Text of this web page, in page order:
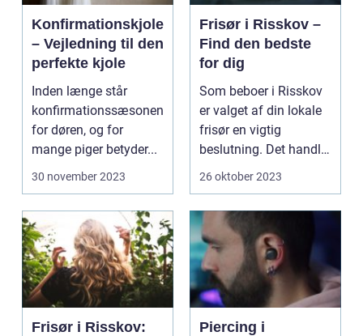
Konfirmationskjole
– Vejledning til den
perfekte kjole
Inden længe står
konfirmationssæsonen
for døren, og for
mange piger betyder...
30 november 2023
Frisør i Risskov –
Find den bedste
for dig
Som beboer i Risskov
er valget af din lokale
frisør en vigtig
beslutning. Det handler
om mere...
26 oktober 2023
Frisør i Risskov:
Piercing i